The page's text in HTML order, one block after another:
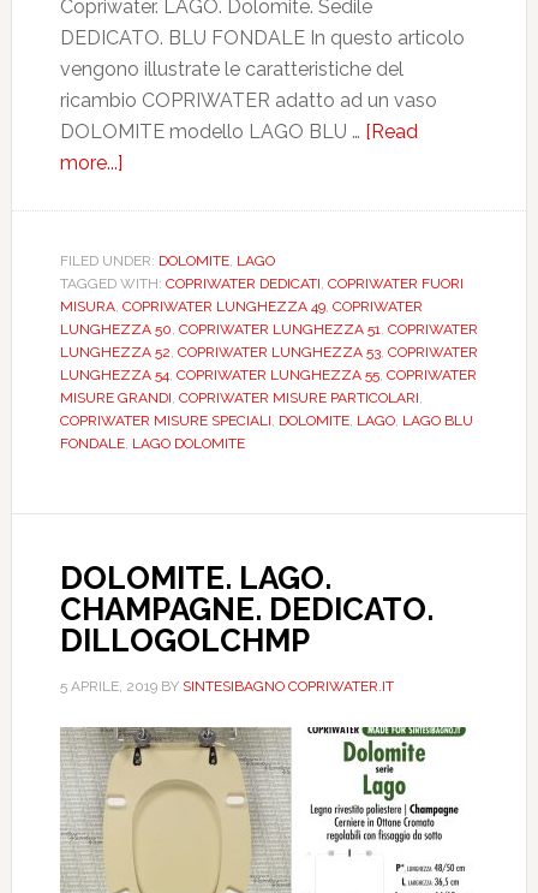
Copriwater. LAGO. Dolomite. Sedile
DEDICATO. BLU FONDALE In questo articolo
vengono illustrate le caratteristiche del
ricambio COPRIWATER adatto ad un vaso
DOLOMITE modello LAGO BLU … [Read
more...]
BLU
FONDALE.
DEDICATO.
DILLOGOLCHMP
FILED UNDER: DOLOMITE, LAGO
TAGGED WITH: COPRIWATER DEDICATI, COPRIWATER FUORI
MISURA, COPRIWATER LUNGHEZZA 49, COPRIWATER
LUNGHEZZA 50, COPRIWATER LUNGHEZZA 51, COPRIWATER
LUNGHEZZA 52, COPRIWATER LUNGHEZZA 53, COPRIWATER
LUNGHEZZA 54, COPRIWATER LUNGHEZZA 55, COPRIWATER
MISURE GRANDI, COPRIWATER MISURE PARTICOLARI,
COPRIWATER MISURE SPECIALI, DOLOMITE, LAGO, LAGO BLU
FONDALE, LAGO DOLOMITE
DOLOMITE. LAGO.
CHAMPAGNE. DEDICATO.
DILLOGOLCHMP
5 APRILE, 2019BY SINTESIBAGNO COPRIWATER.IT